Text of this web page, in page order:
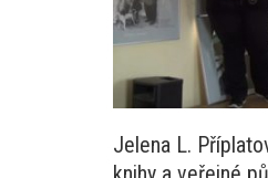
Jelena L.